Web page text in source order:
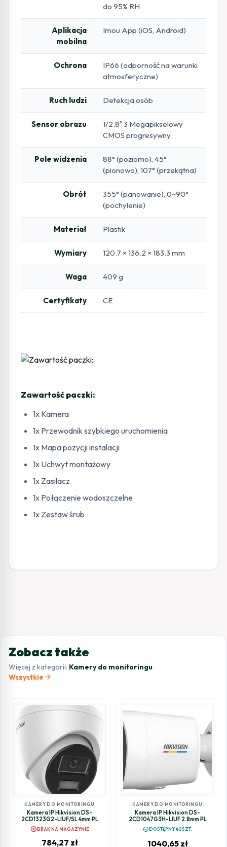
do 95% RH
Aplikacja
mobilna
Imou App (iOS, Android)
Ochrona
IP66 (odporność na warunki
atmosferyczne)
Ruch ludzi Detekcja osób
Sensor obrazu
1/2.8″ 3 Megapikselowy
CMOS progresywny
Pole widzenia
88° (poziomo), 45°
(pionowo), 107° (przekątna)
Obrót
355° (panowanie), 0~90°
(pochylenie)
Materiał Plastik
Wymiary 120.7 × 136.2 × 183.3 mm
Waga 409 g
Certyfikaty CE
Zawartość paczki:
1x Kamera
1x Przewodnik szybkiego uruchomienia
1x Mapa pozycji instalacji
1x Uchwyt montażowy
1x Zasilacz
1x Połączenie wodoszczelne
1x Zestaw śrub
Zobacz także
Więcej z kategorii: Kamery do monitoringu
Wszystkie arrow_forward
KAMERY DO MONITORINGU
Kamera IP Hikvision DS-
2CD1323G2-LIUF/SL 4mm PL
cancelBRAK NA MAGAZYNIE
784,27 zł
KAMERY DO MONITORINGU
Kamera IP Hikvision DS-
2CD1047G3H-LIUF 2.8mm PL
check_circleDOSTĘPNY 40SZT.
1040,65 zł